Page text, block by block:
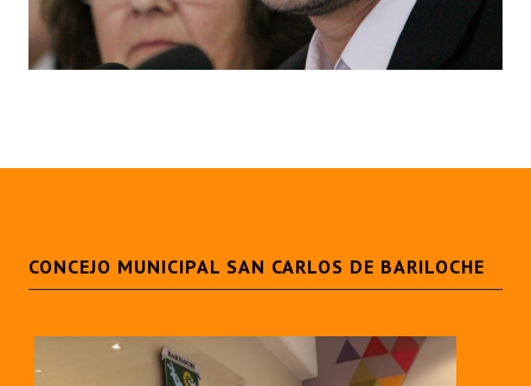
CONCEJO MUNICIPAL SAN CARLOS DE BARILOCHE